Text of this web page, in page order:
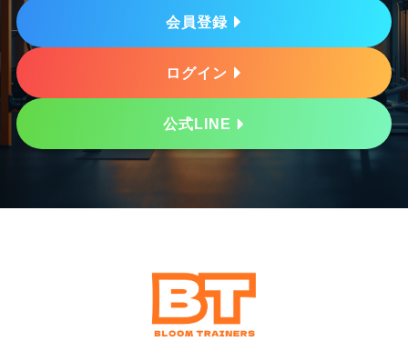
会員登録
ログイン
公式LINE